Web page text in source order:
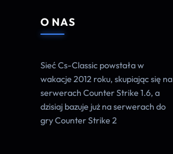
O NAS
Sieć Cs-Classic powstała w
wakacje 2012 roku, skupiając się na
serwerach Counter Strike 1.6, a
dzisiaj bazuje już na serwerach do
gry Counter Strike 2